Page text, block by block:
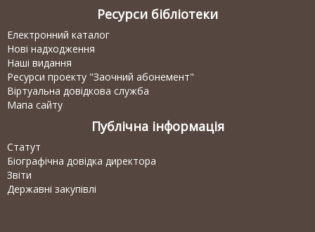
Ресурси бібліотеки
Електронний каталог
Нові надходження
Наші видання
Ресурси проекту "Заочний абонемент"
Віртуальна довідкова служба
Мапа сайту
Публічна інформація
Статут
Біографічна довідка директора
Звіти
Державні закупівлі